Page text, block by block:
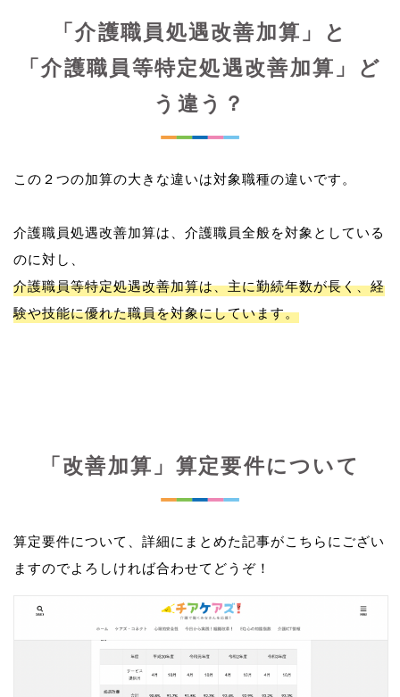
「介護職員処遇改善加算」と
「介護職員等特定処遇改善加算」ど
う違う？
この２つの加算の大きな違いは対象職種の違いです。
介護職員処遇改善加算は、介護職員全般を対象としている
介護職員等特定処遇改善加算は、主に勤続年数が長く、経
験や技能に優れた職員を対象にしています。
「改善加算」算定要件について
算定要件について、詳細にまとめた記事がこちらにござい
ますのでよろしければ合わせてどうぞ！